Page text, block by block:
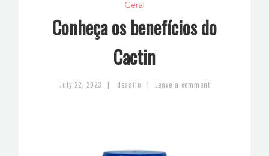
Geral
Conheça os benefícios do
Cactin
July 22, 2023 | desafio | Leave a comment